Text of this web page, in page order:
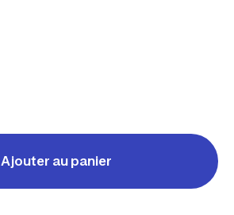
Ajouter au panier